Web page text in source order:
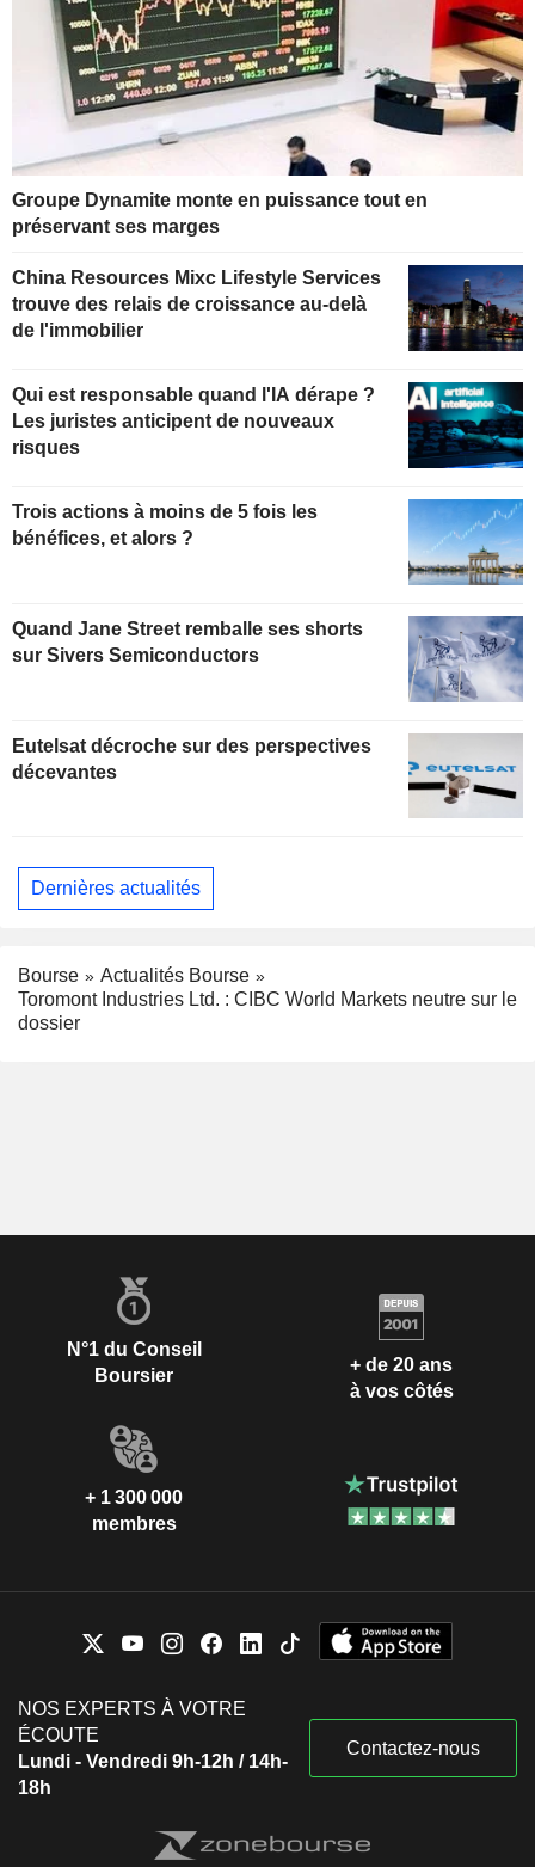
Groupe Dynamite monte en puissance tout en
préservant ses marges
China Resources Mixc Lifestyle Services
trouve des relais de croissance au-delà
de l'immobilier
Qui est responsable quand l'IA dérape ?
Les juristes anticipent de nouveaux
risques
Trois actions à moins de 5 fois les
bénéfices, et alors ?
Quand Jane Street remballe ses shorts
sur Sivers Semiconductors
Eutelsat décroche sur des perspectives
décevantes
Dernières actualités
Bourse
Actualités Bourse
Toromont Industries Ltd. : CIBC World Markets neutre sur le
dossier
N°1 du Conseil
Boursier
+ de 20 ans
à vos côtés
+ 1 300 000
membres
NOS EXPERTS À VOTRE
ÉCOUTE
Lundi - Vendredi 9h-12h / 14h-
18h
Contactez-nous